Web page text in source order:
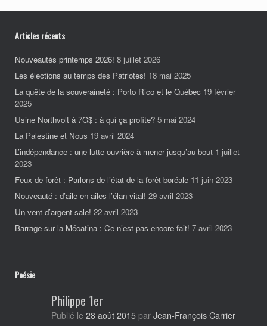
Articles récents
Nouveautés printemps 2026! 8 juillet 2026
Les élections au temps des Patriotes! 18 mai 2025
La quête de la souveraineté : Porto Rico et le Québec 19 février
2025
Usine Northvolt à 7G$ : à qui ça profite? 5 mai 2024
La Palestine et Nous 19 avril 2024
L’indépendance : une lutte ouvrière à mener jusqu’au bout 1 juillet
2023
Feux de forêt : Parlons de l’état de la forêt boréale 11 juin 2023
Nouveauté : d’aile en ailes l’élan vital! 29 avril 2023
Un vent d’argent sale! 22 avril 2023
Barrage sur la Mécatina : Ce n’est pas encore fait! 7 avril 2023
Poésie
Philippe 1er
Publié le 28 août 2015 par Jean-François Carrier